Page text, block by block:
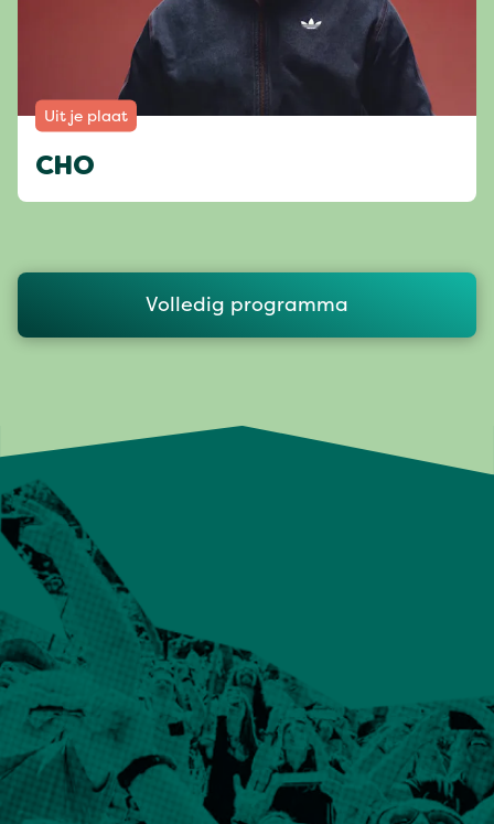
Uit je plaat
CHO
Volledig programma